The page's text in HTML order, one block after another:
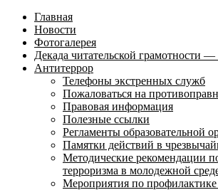
Главная
Новости
Фотогалерея
Декада читательской грамотности —
Антитеррор
Телефоны экстренных служб
Пожаловаться на
Правовая информация
Полезные ссылки
Регламенты образовательной
Памятки действий в
Методические рекомендации
терроризма в молодежной
Мероприятия по профилактике